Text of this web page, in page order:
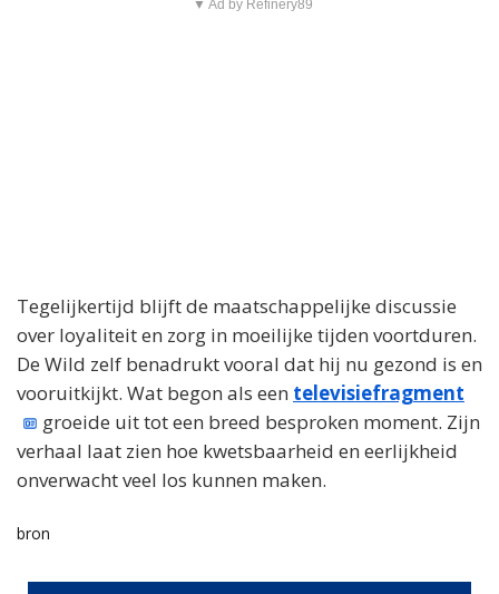
▼ Ad by Refinery89
Tegelijkertijd blijft de maatschappelijke discussie
over loyaliteit en zorg in moeilijke tijden voortduren.
De Wild zelf benadrukt vooral dat hij nu gezond is en
vooruitkijkt. Wat begon als een televisiefragment
groeide uit tot een breed besproken moment. Zijn
verhaal laat zien hoe kwetsbaarheid en eerlijkheid
onverwacht veel los kunnen maken.
bron